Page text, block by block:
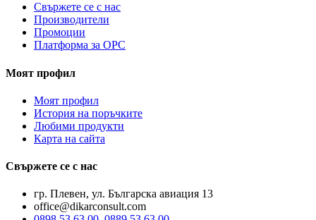
Свържете се с нас
Производители
Промоции
Платформа за ОРС
Моят профил
Моят профил
История на поръчките
Любими продукти
Карта на сайта
Свържете се с нас
гр. Плевен, ул. Българска авиация 13
office@dikarconsult.com